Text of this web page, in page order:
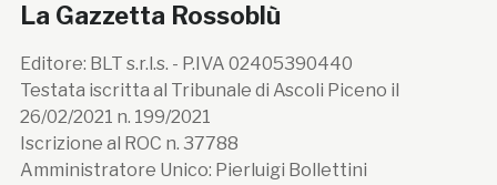
La Gazzetta Rossoblù
Editore: BLT s.r.l.s. - P.IVA 02405390440
Testata iscritta al Tribunale di Ascoli Piceno il
26/02/2021 n. 199/2021
Iscrizione al ROC n. 37788
Amministratore Unico: Pierluigi Bollettini